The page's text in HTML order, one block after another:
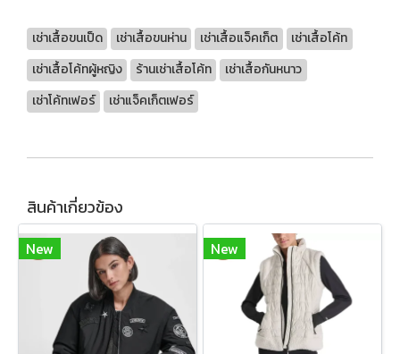
เช่าเสื้อขนเป็ด เช่าเสื้อขนห่าน เช่าเสื้อแจ็คเก็ต
เช่าเสื้อโค้ท
เช่าเสื้อโค้ทผู้หญิง
ร้านเช่าเสื้อโค้ท
เช่าเสื้อกันหนาว
เช่าโค้ทเฟอร์
เช่าแจ็คเก็ตเฟอร์
สินค้าเกี่ยวข้อง
New New